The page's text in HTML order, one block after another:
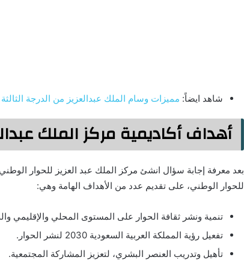
شاهد ايضاً: مميزات وسام الملك عبدالعزيز من الدرجة الثالثة
أهداف أكاديمية مركز الملك
للحوار الوطني، على تقديم عدد من الأهداف الهامة وهي:
تنمية ونشر ثقافة الحوار على المستوى المحلي والإقليمي
تفعيل رؤية المملكة العربية السعودية 2030 لنشر الحوار.
تأهيل وتدريب العنصر البشري، لتعزيز المشاركة المجتمعية.